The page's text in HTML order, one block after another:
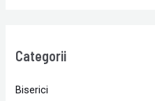
Categorii
Biserici